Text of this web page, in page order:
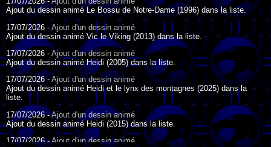
Ajout du dessin animé Le Bossu de Notre-Dame (1996) dans la liste.
17/07/2026 - Ajout d'un dessin animé
Ajout du dessin animé Vic le Viking (2013) dans la liste.
17/07/2026 - Ajout d'un dessin animé
Ajout du dessin animé Heidi (2005) dans la liste.
17/07/2026 -Ajout d'un dessin animé
Ajout du dessin animé Heidi et le lynx des montagnes (2025) dans la
liste.
17/07/2026 -Ajout d'un dessin animé
Ajout du dessin animé Heidi (2015) dans la liste.
17/07/2026 -Ajout d'un dessin animé